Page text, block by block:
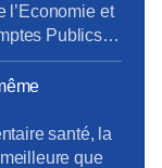
l’Economie et
Publics
qui a pour
promettant,
santé, la
que